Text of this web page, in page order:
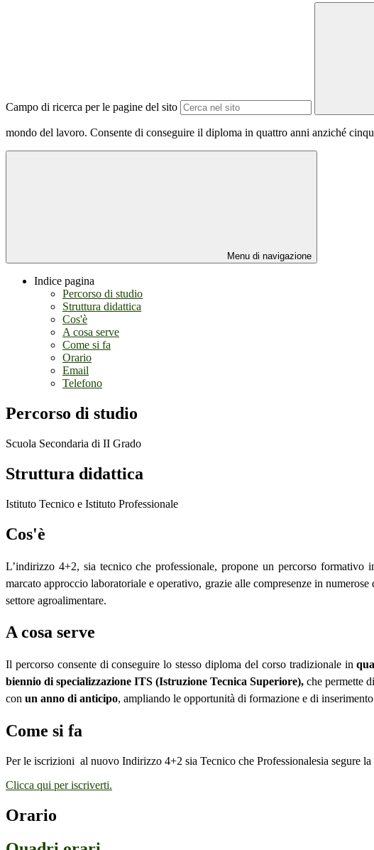
Campo di ricerca per le pagine del sito
mondo del lavoro. Consente di conseguire il diploma in quattro anni anziché
Menu di navigazione
Indice pagina
Percorso di studio
Struttura didattica
Cos'è
A cosa serve
Come si fa
Orario
Email
Telefono
Percorso di studio
Scuola Secondaria di II Grado
Struttura didattica
Istituto Tecnico e Istituto Professionale
Cos'è
L’indirizzo 4+2, sia tecnico che professionale,propone un percorso formativo
marcato approccio laboratoriale e operativo, grazie alle compresenze in
settore agroalimentare.
A cosa serve
Il percorso consente di conseguire lo stesso diploma del corso tradizionale in
biennio di specializzazione ITS (Istruzione Tecnica Superiore),che permette
con un anno di anticipo, ampliando le opportunità di formazione e di
Come si fa
Per le iscrizioni al nuovo Indirizzo 4+2 sia Tecnico che Professionalesia segure la
Clicca qui per iscriverti.
Orario